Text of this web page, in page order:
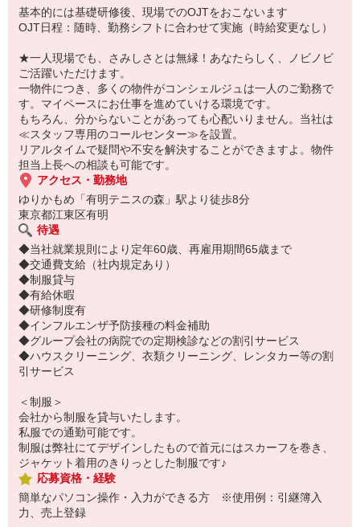
す
★★点数確認がとっても大事です！★★
次のスタッフへ向けて、引継簿の内容をしっかり記入しましょう！
フロントクローズ
お着替えしてお仕事終了！お疲れ様でした！
基本的には基礎研修後、現場でのOJTをおこないます
OJT日程：随時、勤務シフトに合わせて実施（時給変更なし）
★一人現場でも、さみしさとは無縁！あなたらしく、ノビノビ
ご活躍いただけます。
一物件につき、多くの物件がコンシェルジュは一人のご勤務で
す。マイペースにお仕事を進めていける環境です。
もちろん、分からないことがあっても心配いりません。当社は
≪スタッフ専用のコールセンター≫を設置。
リアルタイムで疑問や不安を解決することができますよ。物件
担当上長への相談も可能です。
アクセス・勤務地
ゆりかもめ「有明テニスの森」駅より徒歩8分
東京都江東区有明
待遇
◆当社就業規則により定年60歳、再雇用期間65歳まで
◆交通費支給（社内規定あり）
◆制服貸与
◆有給休暇
◆研修制度有
◆インフルエンザ予防接種の料金補助
◆グループ会社の病院での定期検診などの割引サービス
◆ハウスクリーニング、衣類クリーニング、レンタカー等の割
引サービス
＜制服＞
会社から制服を貸与いたします。
私服での通勤可能です。
制服は弊社にてデザインしたもので首元にはスカーフを巻き、
ジャケット着用のきりっとした制服です♪
応募資格・経験
簡単なパソコン操作・入力ができる方 ※使用例：引継簿入
力、売上登録